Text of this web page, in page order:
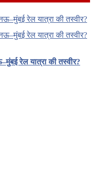
रेल यात्रा की तस्वीर?